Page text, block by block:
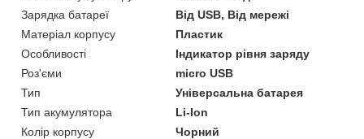
Зарядка батареї
Від USB, Від мережі
Матеріал корпусу
Пластик
Особливості
Індикатор рівня заряду
Роз'єми
micro USB
Тип
Універсальна батарея
Тип акумулятора
Li-Ion
Колір корпусу
Чорний